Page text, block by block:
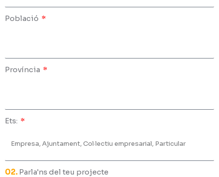
Població
Província
Ets:
02. Parla'ns del teu projecte